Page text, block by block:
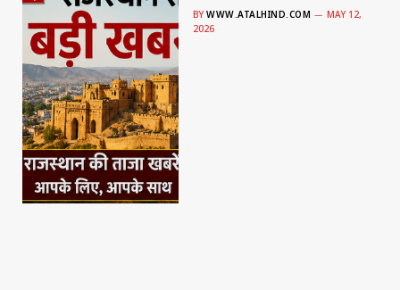
BY WWW.ATALHIND.COM
MAY 12,
2026